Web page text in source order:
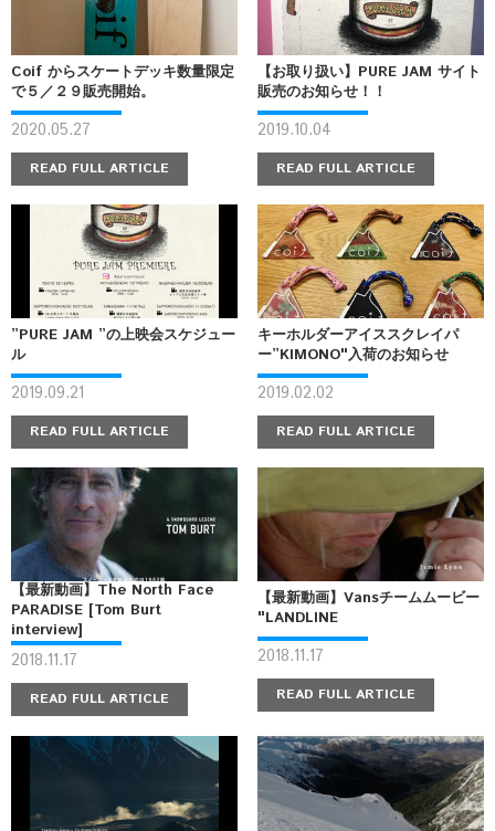
Coif からスケートデッキ数量限定
で５／２９販売開始。
2020.05.27
READ FULL ARTICLE
【お取り扱い】PURE JAM サイト
販売のお知らせ！！
2019.10.04
READ FULL ARTICLE
”PURE JAM ”の上映会スケジュー
ル
2019.09.21
READ FULL ARTICLE
キーホルダーアイススクレイパ
ー”KIMONO"入荷のお知らせ
2019.02.02
READ FULL ARTICLE
【最新動画】The North Face
PARADISE [Tom Burt
interview]
2018.11.17
READ FULL ARTICLE
【最新動画】Vansチームムービー
"LANDLINE
2018.11.17
READ FULL ARTICLE